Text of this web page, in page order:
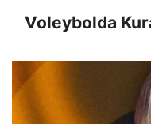
Voleybolda